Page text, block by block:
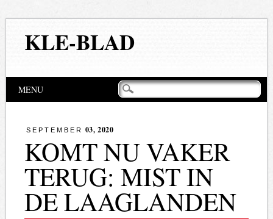
KLE-BLAD
Hoofdmenu
MENU
SEPTEMBER 03, 2020
KOMT NU VAKER
TERUG: MIST IN
DE LAAGLANDEN